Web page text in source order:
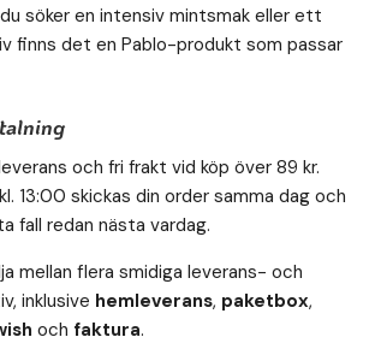
söker en intensiv mintsmak eller ett
finns det en Pablo-produkt som passar
och fri frakt vid köp över 89 kr.
13:00 skickas din order samma dag och
fall redan nästa vardag.
mellan flera smidiga leverans- och
inklusive hemleverans, paketbox,
och faktura.